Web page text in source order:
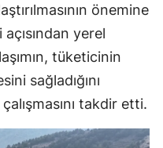
önemine
yerel
tüketicinin
sağladığını
takdir etti.